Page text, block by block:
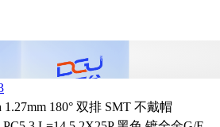
180° 双排 SMT 不戴帽